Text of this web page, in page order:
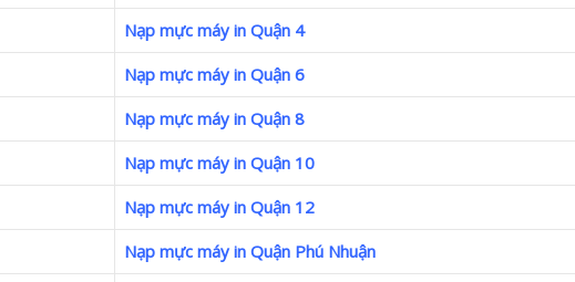
Nạp mực máy in Quận 4
Nạp mực máy in Quận 6
Nạp mực máy in Quận 8
Nạp mực máy in Quận 10
Nạp mực máy in Quận 12
Nạp mực máy in Quận Phú Nhuận